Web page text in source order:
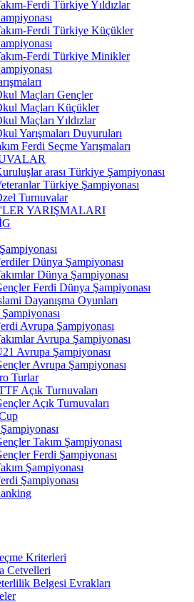
Ferdi Türkiye Yıldızlar
Ferdi Türkiye Küçükler
Ferdi Türkiye Minikler
Maçları Gençler
Maçları Küçükler
Maçları Yıldızlar
Yarışmaları Duyuruları
Ferdi Seçme Yarışmaları
arası Türkiye Şampiyonası
Türkiye Şampiyonası
Turnuvalar
YARIŞMALARI
Dünya Şampiyonası
Dünya Şampiyonası
Ferdi Dünya Şampiyonası
Dayanışma Oyunları
Avrupa Şampiyonası
Avrupa Şampiyonası
Avrupa Şampiyonası
Avrupa Şampiyonası
Turlar
Açık Turnuvaları
Açık Turnuvaları
Takım Şampiyonası
Ferdi Şampiyonası
Şampiyonası
Şampiyonası
Kriterleri
Cetvelleri
Belgesi Evrakları